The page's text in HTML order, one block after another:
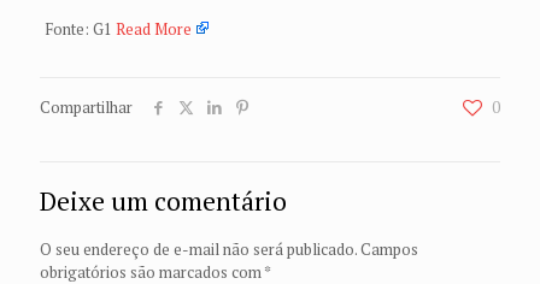
Fonte: G1 Read More
Compartilhar 0
Deixe um comentário
O seu endereço de e-mail não será publicado.Campos
obrigatórios são marcados com *